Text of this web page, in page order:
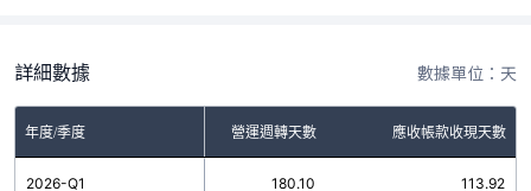
詳細數據 數據單位：天
年度/季度
存貨週轉天數 營運週轉天數 應收帳款收現天數
2026-Q1 180.10 113.92